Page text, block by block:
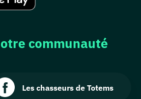
communauté
Les chasseurs de Totems